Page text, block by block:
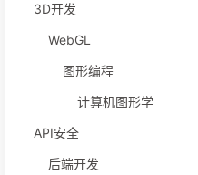
3D开发
WebGL
图形编程
计算机图形学
API安全
后端开发